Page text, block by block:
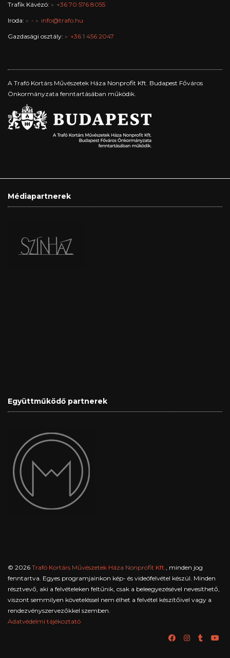
Trafik Kávézó: +36 70 576 8055
Iroda: - info@trafo.hu
Gazdasági osztály: +36 1 456 2047
A Trafó Kortárs Művészetek Háza Nonprofit Kft. Budapest Főváros
Önkormányzata fenntartásában működik.
Médiapartnerek
Együttműködő partnerek
© 2026 Trafó Kortárs Művészetek Háza Nonprofit Kft., minden jog
fenntartva. Egyes programjainkon kép- és videófelvétel készül. Minden
résztvevő, aki a felvételeken feltűnik, csak a beleegyezésével nevesíthető,
viszont semmilyen követeléssel nem élhet a felvétel készítőivel vagy a
rendezvényszervezőkkel szemben.
Adatvédelmi tájékoztató